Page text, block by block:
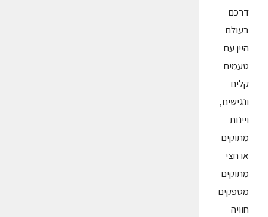
דרכם
בעולם
היין עם
טעמים
קלים
ונגישים,
ויינות
מתוקים
או חצי
מתוקים
מספקים
חוויה